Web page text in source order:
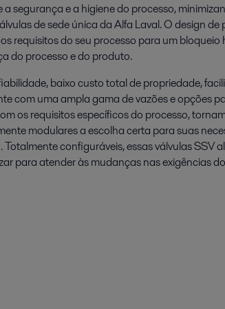
a segurança e a higiene do processo,
de sede única da Alfa Laval. O design
requisitos do seu processo para um bloqueio
do processo e do produto.
baixo custo total de propriedade,
com uma ampla gama de vazões e opções
os requisitos específicos do processo,
modulares a escolha certa para suas
Totalmente configuráveis, essas válvulas SSV
para atender às mudanças nas exigências